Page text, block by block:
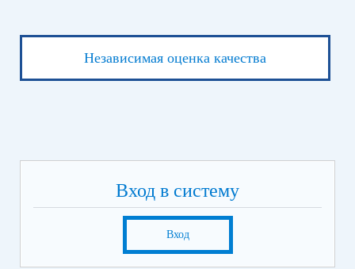
Независимая оценка качества
Вход в систему
Вход